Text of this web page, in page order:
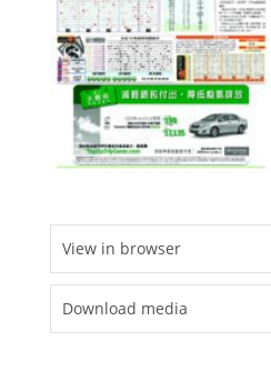
View in browser
Download media